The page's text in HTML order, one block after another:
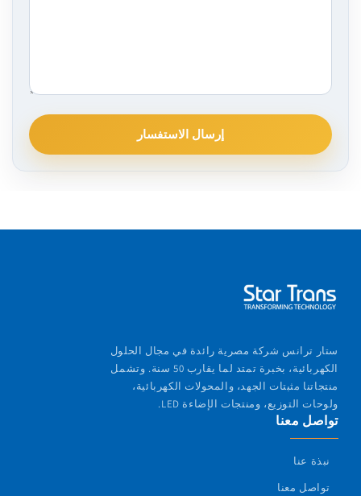
إرسال الاستفسار
ستار ترانس شركة مصرية رائدة في مجال الحلول
الكهربائية، بخبرة تمتد لما يقارب 50 سنة. وتشمل
منتجاتنا مثبتات الجهد، والمحولات الكهربائية،
ولوحات التوزيع، ومنتجات الإضاءة LED.
تواصل معنا
نبذة عنا
تواصل معنا